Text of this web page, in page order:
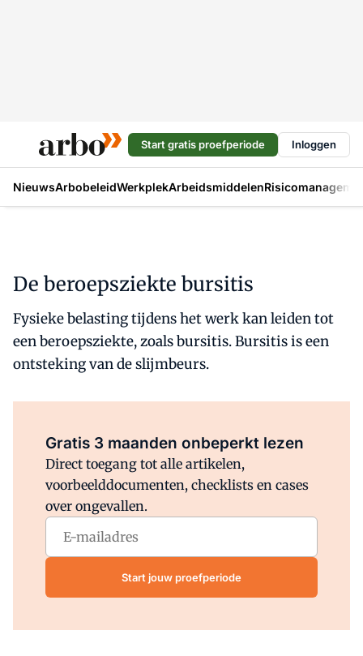
Start gratis proefperiode Inloggen
NieuwsArbobeleidWerkplekArbeidsmiddelen
De beroepsziekte bursitis
Fysieke belasting tijdens het werk kan leiden tot
een beroepsziekte, zoals bursitis. Bursitis is een
ontsteking van de slijmbeurs.
Gratis 3 maanden onbeperkt lezen
Direct toegang tot alle artikelen,
voorbeelddocumenten, checklists en cases
over ongevallen.
Start jouw proefperiode